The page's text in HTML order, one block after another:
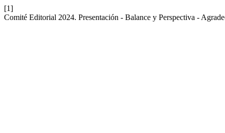
[1]
Comité Editorial 2024. Presentación - Balance y Perspectiva -